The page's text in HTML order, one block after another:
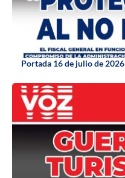
Portada 16 de julio de 2026